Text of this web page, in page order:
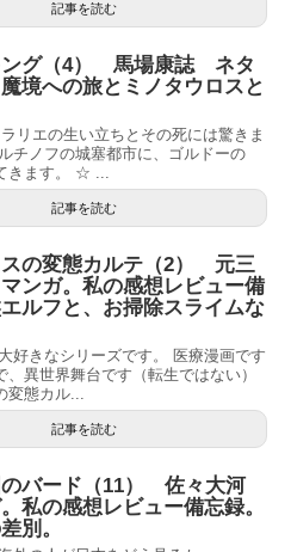
記事を読む
ング（4） 馬場康誌 ネタ
境への旅とミノタウロスと
リエの生い立ちとその死には驚きま
チノフの城塞都市に、ゴルドーの
きます。 ☆ ...
記事を読む
スの変態カルテ（2） 元三
ンガ。私の感想レビュー備
ルフと、お掃除スライムな
好きなシリーズです。 医療漫画です
、異世界舞台です（転生ではない）
変態カル...
記事を読む
のバード（11） 佐々大河
私の感想レビュー備忘録。
別。